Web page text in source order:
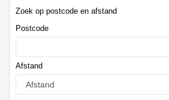
Zoek op postcode en afstand
Postcode
Afstand